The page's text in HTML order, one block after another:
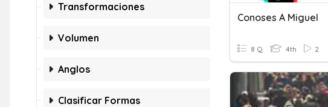
Transformaciones
Volumen
Anglos
Clasificar Formas
Conoses A Miguel
8 Q 4th 2